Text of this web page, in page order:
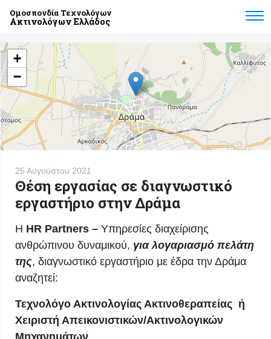
Ομοσπονδία Τεχνολόγων
Ακτινολόγων Ελλάδος
+
−
25 Αυγούστου 2021
Θέση εργασίας σε διαγνωστικό
εργαστήριο στην Δράμα
H HR Partners – Υπηρεσίες διαχείρισης
ανθρώπινου δυναμικού, για λογαριασμό πελάτη
της, διαγνωστικό εργαστήριο με έδρα την Δράμα
αναζητεί:
Τεχνολόγο Ακτινολογίας Ακτινοθεραπείας ή
Χειριστή Απεικονιστικών/Ακτινολογικών